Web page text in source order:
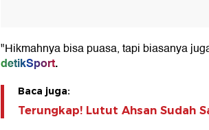
"Hikmahnya bisa puasa, tapi biasanya
detikSport.
Baca juga:
Terungkap! Lutut Ahsan Sudah